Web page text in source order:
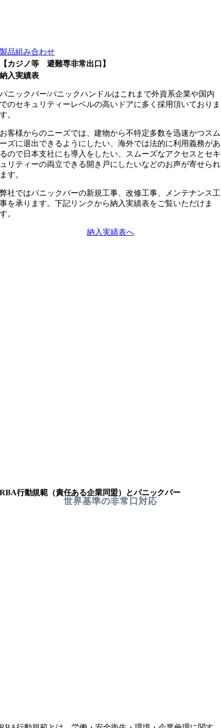
製品組み合わせ
【カジノ等 避難専非常出口】
納入実績表
パニックバー/パニックハンドルはこれまで外資系企業や国内
でのセキュリティーレベルの高いドアに多く採用頂いておりま
す。
お客様からのニーズでは、建物から不特定多数を迅速かつスム
ーズに退出できるようにしたい、海外では法的に利用義務があ
るので日本支社にも導入をしたい、スムーズなアクセスとセキ
ュリティーの両立できる開き戸にしたいなどのお声が寄せられ
ます。
弊社ではパニックバーの新規工事、改修工事、メンテナンス工
事を承ります。下記リンクから納入実績表をご覧いただけま
す。
納入実績表へ
RBA行動規範（責任ある企業同盟）とパニックバー
世界基準の非常口対応